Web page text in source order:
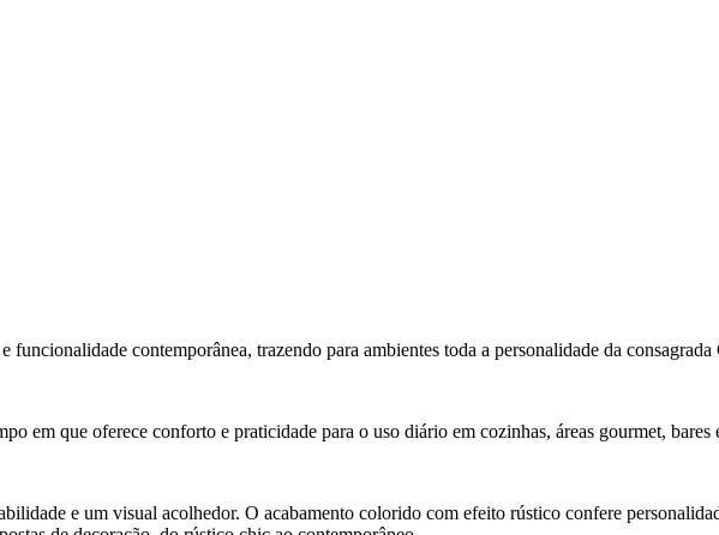
funcionalidade contemporânea, trazendo para ambientes toda a personalidade da
em que oferece conforto e praticidade para o uso diário em cozinhas, áreas gourmet, bares
e um visual acolhedor. O acabamento colorido com efeito rústico confere